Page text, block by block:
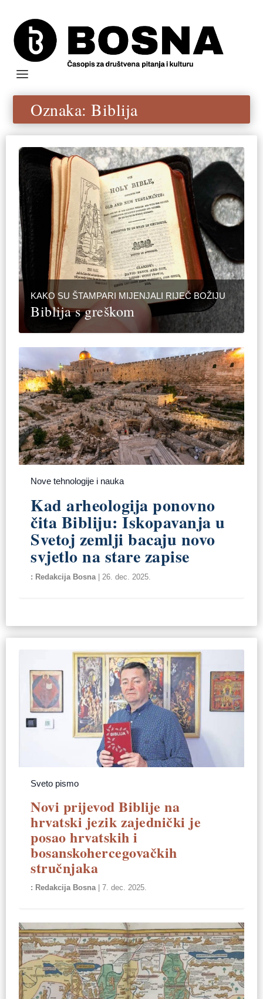
Oznaka:Biblija
KAKO SU ŠTAMPARI MIJENJALI RIJEČ BOŽIJU
Biblija s greškom
Nove tehnologije i nauka
Kad arheologija ponovno
čita Bibliju: Iskopavanja u
Svetoj zemlji bacaju novo
svjetlo na stare zapise
Redakcija Bosna|26. dec. 2025.
Sveto pismo
Novi prijevod Biblije na
hrvatski jezik zajednički je
posao hrvatskih i
bosanskohercegovačkih
stručnjaka
Redakcija Bosna|7. dec. 2025.